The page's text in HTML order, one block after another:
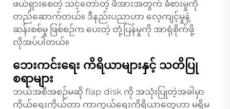
ဖယ်ရှားစေတဲ့ သင့်တော်တဲ့ ဖိအားအတွက် ခံစားမှုကို
တည်ဆောက်တယ်။ ဒီနည်းပညာဟာ လေ့ကျင့်မှုနဲ့
ဆန်းစစ်မှု ဖြစ်စဉ်က ပေးတဲ့ တုံ့ပြန်မှုကို အာရုံစိုက်ဖို့
လိုအပ်ပါတယ်။
ဘေးကင်းရေး ကိရိယာများနှင့် သတိပြု
စရာများ
ဘယ်အစီအစဉ်မဆို flap disk ကို အသုံးပြုတဲ့အခါမှာ
ကိုယ်ရေးကိုယ်တာ ကာကွယ်ရေးကိရိယာတွေဟာ မရှိမ